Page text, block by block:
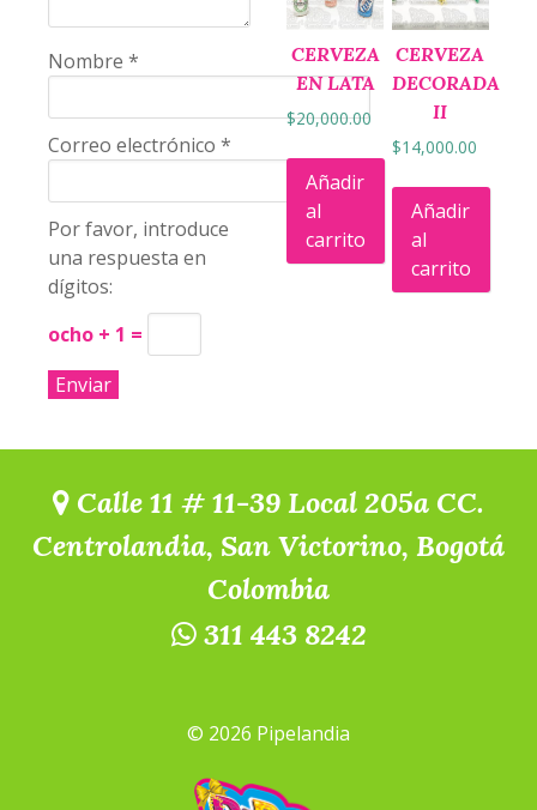
Nombre *
Correo electrónico *
Por favor, introduce
una respuesta en
dígitos:
ocho + 1 =
CERVEZA
EN LATA
$20,000.00
Añadir
al
carrito
CERVEZA
DECORADA
II
$14,000.00
Añadir
al
carrito
Calle 11 # 11-39 Local 205a CC.
Centrolandia, San Victorino, Bogotá
Colombia
311 443 8242
© 2026 Pipelandia